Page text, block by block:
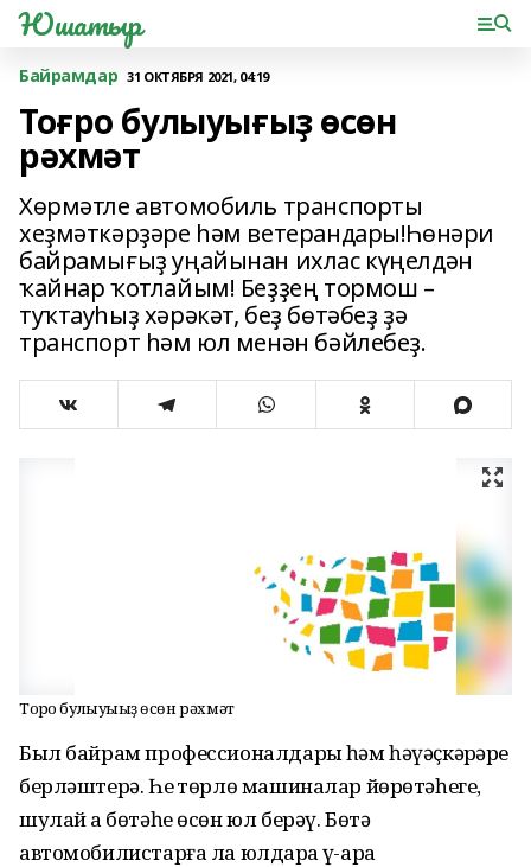
Юшатыр
Байрамдар 31 ОКТЯБРЯ 2021, 04:19
Тоғро булыуығыҙ өсөн
рəхмəт
Хөрмəтле автомобиль транспорты
хеҙмəткəрҙəре һəм ветерандары!Һөнəри
байрамығыҙ уңайынан ихлас күңелдəн
ҡайнар ҡотлайым! Беҙҙең тормош –
туҡтауһыҙ хəрəкəт, беҙ бөтəбеҙ ҙə
транспорт һəм юл менəн бəйлебеҙ.
Тоғро булыуығыҙ өсөн рəхмəт
Был байрам профессионалдарҙы һəм һəүəҫкəрҙəрҙе
берлəштерə. Һеҙ төрлө машиналар йөрөтəһегеҙ,
шулай ҙа бөтəһе өсөн юл берəү. Бөтə
автомобилистарға ла юлдарҙа үҙ-ара